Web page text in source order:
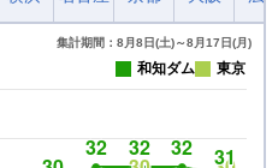
集計期間：8月8日(土)～8月17日(月)
和知ダム 東京